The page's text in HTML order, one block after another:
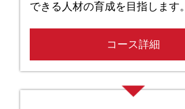
できる人材の育成を目指します。
コース詳細